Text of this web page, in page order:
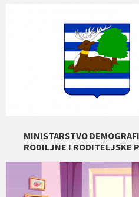
MINISTARSTVO
RODILJNE I RODITELJSKE